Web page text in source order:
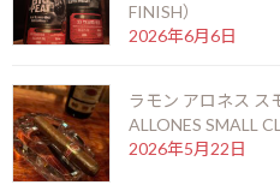
当時世界的にクラフトジンブーム
く、基礎さえ抑えていればいくら
のテイストを表現しようと思った
都、雅な雰囲気を持つ歴史的なこ
ジンに最も適していると判断しま
FINISH）
2026年6月6日
ラモン アロネス ス
ALLONES SMALL
2026年5月22日